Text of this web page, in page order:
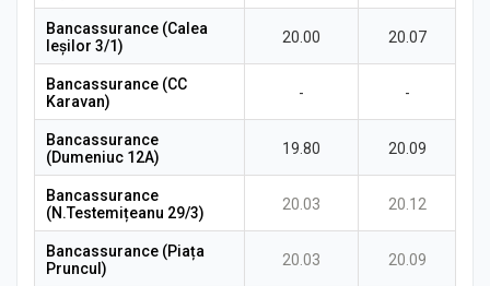
Bancassurance (Calea
Ieșilor 3/1)
20.00 20.07
Bancassurance (CC
Karavan)
- -
Bancassurance
(Dumeniuc 12A)
19.80 20.09
Bancassurance
(N.Testemițeanu 29/3)
20.03 20.12
Bancassurance (Piața
Pruncul)
20.03 20.09